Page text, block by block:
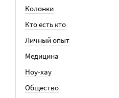
Колонки
Кто есть кто
Личный опыт
Медицина
Ноу-хау
Общество